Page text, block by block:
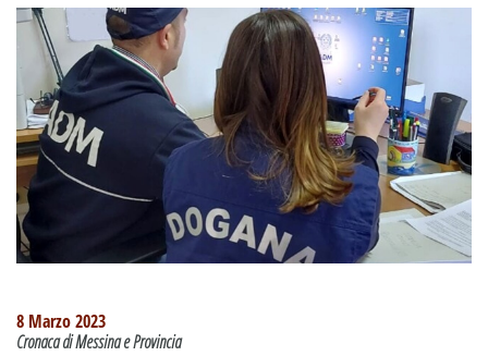
8 Marzo 2023
Cronaca di Messina e Provincia